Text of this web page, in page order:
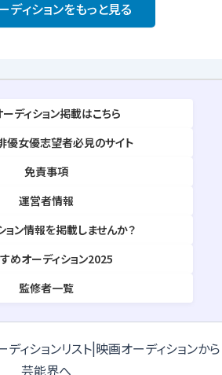
ディションをもっと見る
ディション掲載はこちら
優女優志望者必見のサイト
免責事項
運営者情報
ョン情報を掲載しませんか？
めオーディション2025
監修者一覧
ションリスト|映画オーディションから
芸能界へ